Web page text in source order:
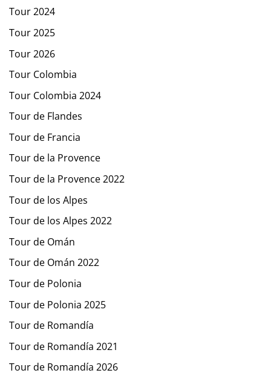
Tour 2024
Tour 2025
Tour 2026
Tour Colombia
Tour Colombia 2024
Tour de Flandes
Tour de Francia
Tour de la Provence
Tour de la Provence 2022
Tour de los Alpes
Tour de los Alpes 2022
Tour de Omán
Tour de Omán 2022
Tour de Polonia
Tour de Polonia 2025
Tour de Romandía
Tour de Romandía 2021
Tour de Romandía 2026